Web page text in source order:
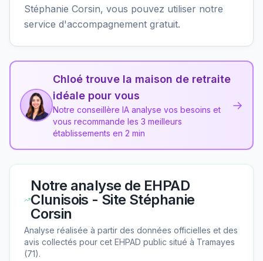
Stéphanie Corsin, vous pouvez utiliser notre
service d'accompagnement gratuit.
Chloé trouve la maison de retraite
idéale pour vous
Notre conseillère IA analyse vos besoins et
vous recommande les 3 meilleurs
établissements en 2 min
→
Notre analyse de EHPAD
Clunisois - Site Stéphanie
Corsin
Analyse réalisée à partir des données officielles et des
avis collectés pour cet EHPAD public situé à Tramayes
(71).